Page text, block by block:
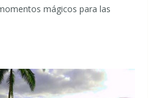
mágicos para las